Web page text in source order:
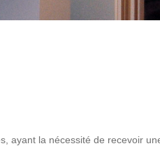
ayant la nécessité de recevoir